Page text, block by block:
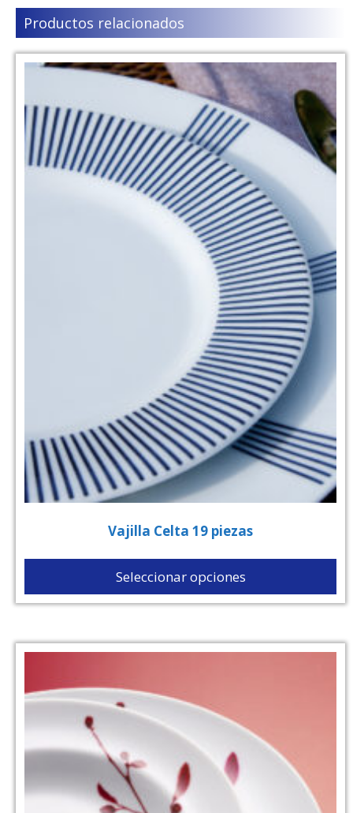
Productos relacionados
Vajilla Celta 19 piezas
Seleccionar opciones